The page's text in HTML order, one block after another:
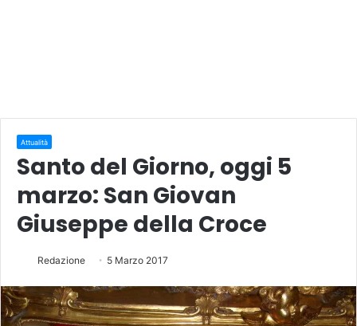
Attualità
Santo del Giorno, oggi 5
marzo: San Giovan
Giuseppe della Croce
Redazione 5 Marzo 2017